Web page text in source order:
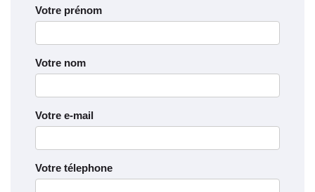
Votre prénom
Votre nom
Votre e-mail
Votre télephone